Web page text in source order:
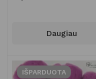
Daugiau
IŠPARDUOTA